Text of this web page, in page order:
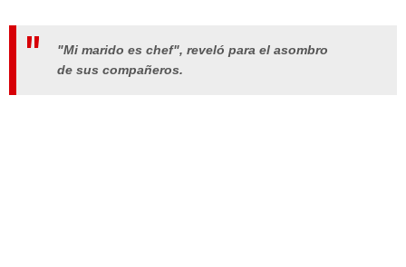
"Mi marido es chef", reveló para el asombro
de sus compañeros.